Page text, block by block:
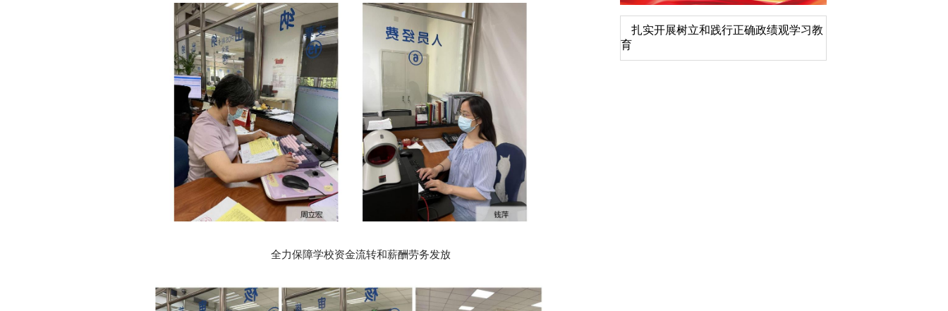
全力保障学校资金流转和薪酬劳务发放
深切缅怀李政道先生
扎实开展树立和践行正确政绩观学习教
育